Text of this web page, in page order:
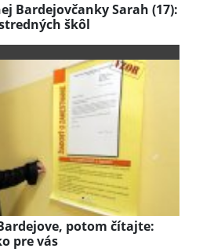
Bardejovčanky Sarah (17):
škôl
potom čítajte:
pre vás